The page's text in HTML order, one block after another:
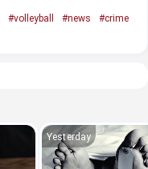
#volleyball #news
#crime
Yesterday